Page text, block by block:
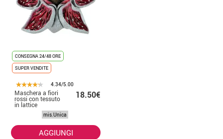
CONSEGNA 24/48 ORE
SUPER VENDITE
4.34/5.00
Maschera a fiori
rossi con tessuto
in lattice
18.50€
mis.Unica
AGGIUNGI